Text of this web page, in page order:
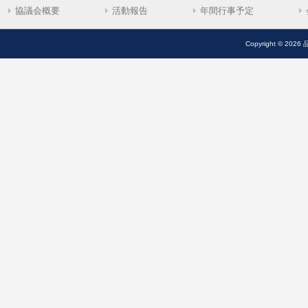
協議会概要 活動報告 年間行事予定
Copyright © 2026